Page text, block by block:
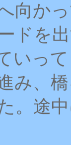
向か
ドを
いっ
み、
。途